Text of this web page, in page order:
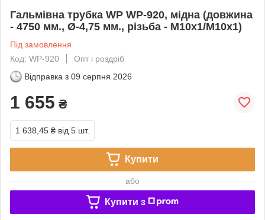
Гальмівна трубка WP WP-920, мідна (довжина
- 4750 мм., Ø-4,75 мм., різьба - М10х1/М10х1)
Під замовлення
Код: WP-920
Опт і роздріб
Відправка з 09 серпня 2026
1 655 ₴
1 638,45 ₴ від 5 шт.
Купити
або
Купити з